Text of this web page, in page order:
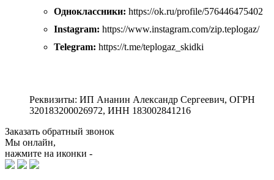
Одноклассники: https://ok.ru/profile/576446475402
Instagram: https://www.instagram.com/zip.teplogaz/
Telegram: https://t.me/teplogaz_skidki
Реквизиты: ИП Ананин Александр Сергеевич, ОГРН
320183200026972, ИНН 183002841216
Заказать обратный звонок
Мы онлайн,
нажмите на иконки -